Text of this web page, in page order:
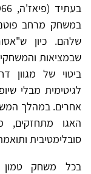
במשחק מרחב
שלהם. כיון
שבמציאות
ביטוי של מגוון
לגיטימית מבלי
אחרים. במהלך
האגו
סובלימטיבית
בכל משחק טמון